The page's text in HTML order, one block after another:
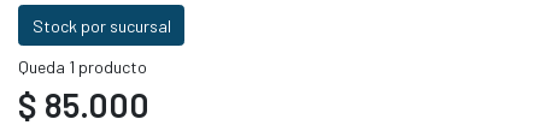
Stock por sucursal
Queda 1 producto
$ 85.000